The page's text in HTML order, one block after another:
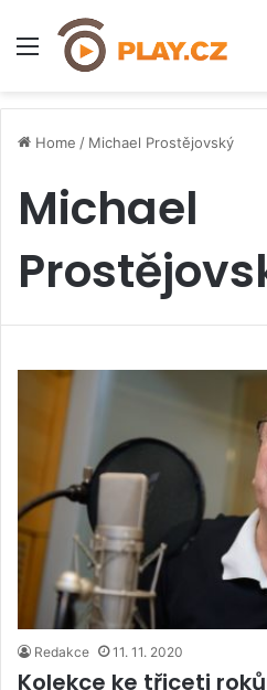
Menu
Home / Michael Prostějovský
Michael
Redakce 11. 11. 2020
Kolekce ke třiceti